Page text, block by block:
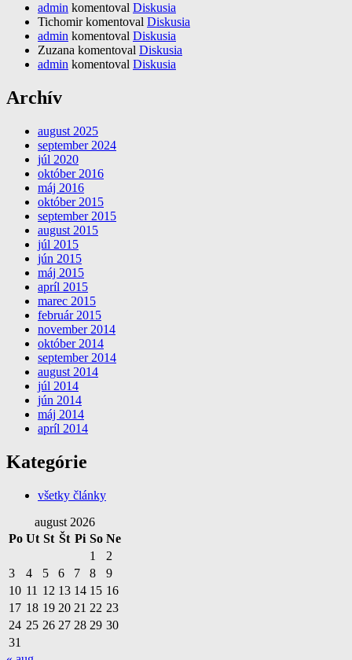
admin komentoval Diskusia
Tichomirkomentoval Diskusia
admin komentoval Diskusia
Zuzana komentoval Diskusia
admin komentoval Diskusia
Archív
august 2025
september 2024
júl 2020
október 2016
máj 2016
október 2015
september 2015
august 2015
júl 2015
jún 2015
máj 2015
apríl 2015
marec 2015
február 2015
november 2014
október 2014
september 2014
august 2014
júl 2014
jún 2014
máj 2014
apríl 2014
Kategórie
všetky články
august 2026
Po Ut St Št Pi So Ne
1
2
3
4 5 6 7 8
9
10 11 12 13 14 15 16
17 18 19 20 21 22 23
24 25 26 27 28 29 30
31